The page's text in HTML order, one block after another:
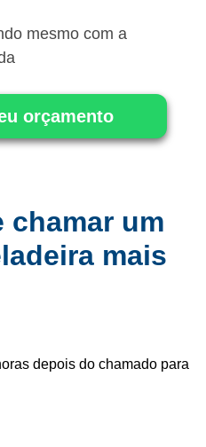
mesmo com a
orçamento
chamar um
mais
depois do chamado para